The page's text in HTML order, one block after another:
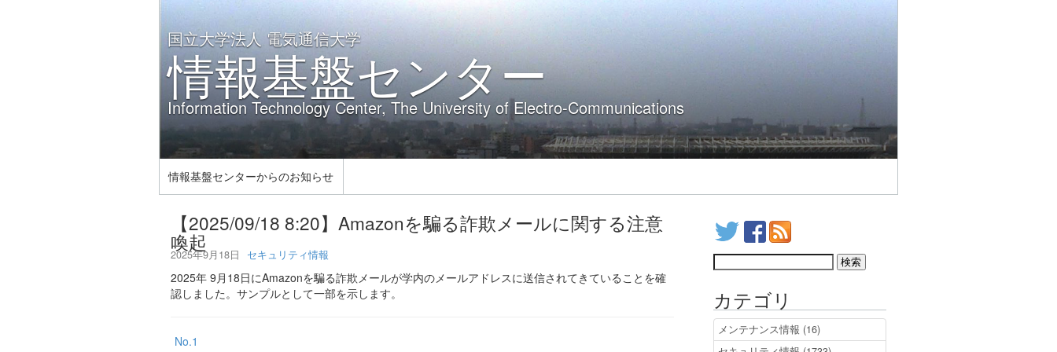
国立大学法人 電気通信大学
情報基盤センター
Information Technology Center, The University of Electro-Communications
情報基盤センターからのお知らせ
【2025/09/18 8:20】Amazonを騙る詐欺メールに関する注意
喚起
2025年9月18日 セキュリティ情報
2025年 9月18日にAmazonを騙る詐欺メールが学内のメールアドレスに送信されてきていることを確
認しました。サンプルとして一部を示します。
No.1
カテゴリ
メンテナンス情報 (16)